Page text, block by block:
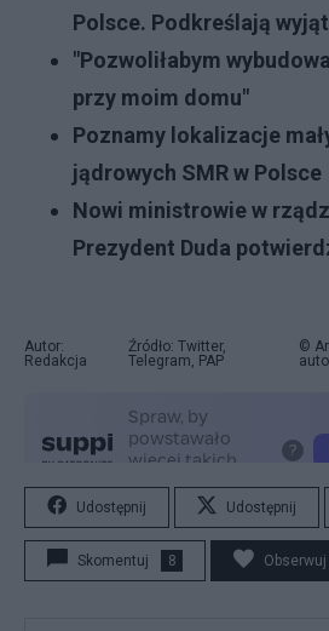
Polsce. Podkreślają
"Pozwoliłabym
przy moim domu"
Poznamy lokalizacje
jądrowych SMR w Polsce
Nowi ministrowie w
Prezydent Duda
Autor:
Redakcja
Źródło: Twitter,
Telegram, PAP
©
Udostępnij Udostępnij
Skomentuj 8